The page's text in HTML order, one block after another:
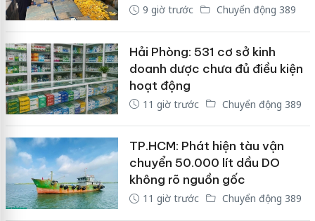
9 giờ trước Chuyển động 389
Hải Phòng: 531 cơ sở kinh
doanh dược chưa đủ điều kiện
hoạt động
11 giờ trước Chuyển động 389
TP.HCM: Phát hiện tàu vận
chuyển 50.000 lít dầu DO
không rõ nguồn gốc
11 giờ trước Chuyển động 389